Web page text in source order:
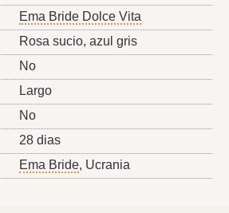
Ema Bride Dolce Vita
Rosa sucio, azul gris
No
Largo
No
28 dias
Ema Bride, Ucrania